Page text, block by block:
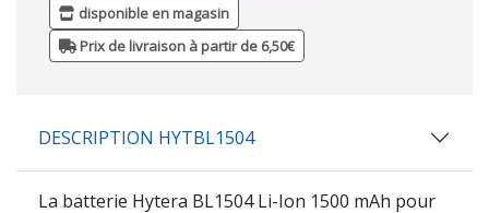
disponible en magasin
Prix de livraison à partir de 6,50€
DESCRIPTION HYTBL1504
La batterie Hytera BL1504Li-Ion 1500 mAh pour